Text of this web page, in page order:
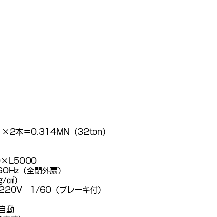
本＝0.314MN（32ton）
（全閉外扇）
㎠）
1/60（ブレーキ付）
動